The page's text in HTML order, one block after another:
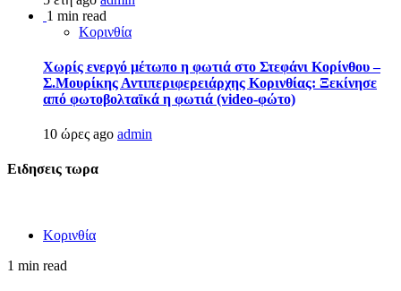
1 min read
Κορινθία
Χωρίς ενεργό μέτωπο η φωτιά στο Στεφάνι Κορίνθου –
Σ.Μουρίκης Αντιπεριφερειάρχης Κορινθίας: Ξεκίνησε
από φωτοβολταϊκά η φωτιά (video-φώτο)
10 ώρες ago admin
Ειδησεις τωρα
Κορινθία
1 min read